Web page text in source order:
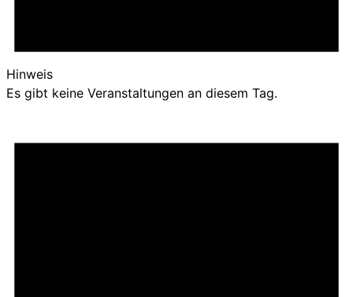
Hinweis
Es gibt keine Veranstaltungen an diesem Tag.